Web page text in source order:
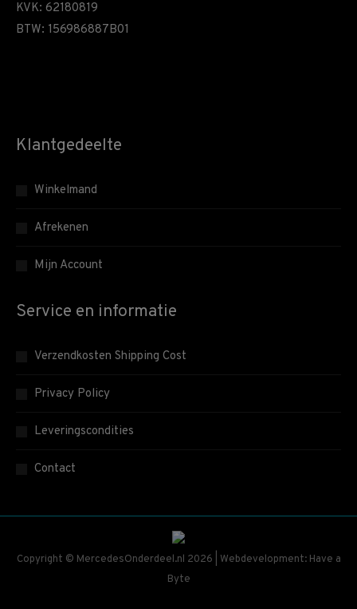
KVK: 62180819
BTW: 156986887B01
Klantgedeelte
Winkelmand
Afrekenen
Mijn Account
Service en informatie
Verzendkosten Shipping Cost
Privacy Policy
Leveringscondities
Contact
Copyright © MercedesOnderdeel.nl 2026 | Webdevelopment: Have a
Byte